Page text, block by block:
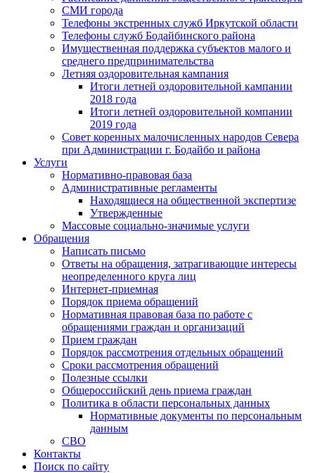
СМИ города
Телефоны экстренных служб Иркутской области
Телефоны служб Бодайбинского района
Имущественная поддержка субъектов малого и
среднего предпринимательства
Летняя оздоровительная кампания
Итоги летней оздоровительной кампании
2018 года
Итоги летней оздоровительной компании
2019 года
Совет коренных малочисленных народов Севера
при Администрации г. Бодайбо и района
Услуги
Нормативно-правовая база
Административные регламенты
Находящиеся на общественной экспертизе
Утвержденные
Массовые социально-значимые услуги
Обращения
Написать письмо
Ответы на обращения, затрагивающие интересы
неопределенного круга лиц
Интернет-приемная
Порядок приема обращений
Нормативная правовая база по работе с
обращениями граждан и организаций
Прием граждан
Порядок рассмотрения отдельных обращений
Сроки рассмотрения обращений
Полезные ссылки
Общероссийский день приема граждан
Политика в области персональных данных
Нормативные документы по персональным
данным
СВО
Контакты
Поиск по сайту